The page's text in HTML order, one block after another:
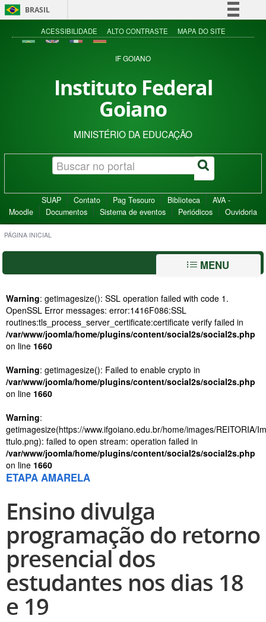
BRASIL
Simplifique!
Acesso à informação
ACESSIBILIDADE ALTO CONTRASTE MAPA DO SITE
IF GOIANO
Instituto Federal
Goiano
MINISTÉRIO DA EDUCAÇÃO
SUAP Contato Pag Tesouro Biblioteca
AVA -
Moodle
Documentos Sistema de eventos Periódicos Ouvidoria
PÁGINA INICIAL
MENU
Warning: getimagesize(): SSL operation failed with code 1.
OpenSSL Error messages: error:1416F086:SSL
routines:tls_process_server_certificate:certificate verify failed in
/var/www/joomla/home/plugins/content/social2s/social2s.php
on line 1660
Warning: getimagesize(): Failed to enable crypto in
/var/www/joomla/home/plugins/content/social2s/social2s.php
on line 1660
Warning:
getimagesize(https://www.ifgoiano.edu.br/home/images/REITORIA/
ttulo.png): failed to open stream: operation failed in
/var/www/joomla/home/plugins/content/social2s/social2s.php
on line 1660
ETAPA AMARELA
Ensino divulga
programação do retorno
presencial dos
estudantes nos dias 18
e 19